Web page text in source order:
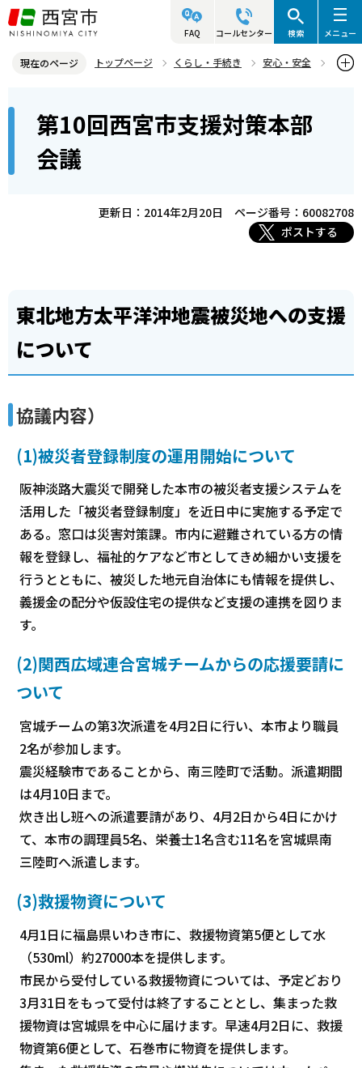
こ
の
ジ
頭
FAQ コールセンター 検索 メニュー
現在のページ トップページ くらし・手続き
安心・安全
平成23年東日本大震災への対応
第10回西宮市支援対策本部会議
第10回西宮市支援対策本部
会議
更新日：2014年2月20日
ページ番号：60082708
ポストする
東北地方太平洋沖地震被災地への支援
について
協議内容）
(1)被災者登録制度の運用開始について
阪神淡路大震災で開発した本市の被災者支援システムを
活用した「被災者登録制度」を近日中に実施する予定で
ある。窓口は災害対策課。市内に避難されている方の情
報を登録し、福祉的ケアなど市としてきめ細かい支援を
行うとともに、被災した地元自治体にも情報を提供し、
義援金の配分や仮設住宅の提供など支援の連携を図りま
す。
(2)関西広域連合宮城チームからの応援要請に
ついて
宮城チームの第3次派遣を4月2日に行い、本市より職員
2名が参加します。
震災経験市であることから、南三陸町で活動。派遣期間
は4月10日まで。
炊き出し班への派遣要請があり、4月2日から4日にかけ
て、本市の調理員5名、栄養士1名含む11名を宮城県南
三陸町へ派遣します。
(3)救援物資について
4月1日に福島県いわき市に、救援物資第5便として水
（530ml）約27000本を提供します。
市民から受付している救援物資については、予定どおり
3月31日をもって受付は終了することとし、集まった救
援物資は宮城県を中心に届けます。早速4月2日に、救援
物資第6便として、石巻市に物資を提供します。